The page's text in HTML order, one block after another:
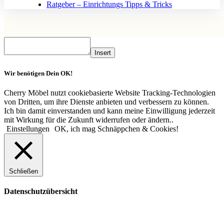
Ratgeber – Einrichtungs Tipps & Tricks
Insert
Wir benötigen Dein OK!
Cherry Möbel nutzt cookiebasierte Website Tracking-Technologien
von Dritten, um ihre Dienste anbieten und verbessern zu können.
Ich bin damit einverstanden und kann meine Einwilligung jederzeit
mit Wirkung für die Zukunft widerrufen oder ändern..
Einstellungen
OK, ich mag Schnäppchen & Cookies!
Schließen
Datenschutzübersicht